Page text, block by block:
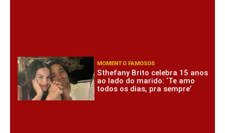
MOMENTO FAMOSOS
Sthefany Brito celebra 15 anos
ao lado do marido: ‘Te amo
todos os dias, pra sempre’